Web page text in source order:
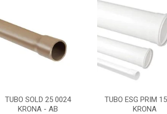
TUBO SOLD 25 0024
KRONA - AB
TUBO ESG PRIM
KRONA